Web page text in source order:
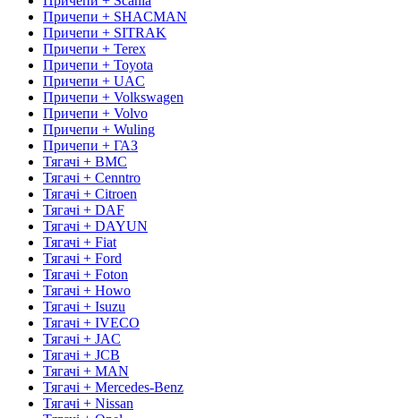
Причепи + SHACMAN
Причепи + SITRAK
Причепи + Terex
Причепи + Toyota
Причепи + UAC
Причепи + Volkswagen
Причепи + Volvo
Причепи + Wuling
Причепи + ГАЗ
Тягачі + BMC
Тягачі + Cenntro
Тягачі + Citroen
Тягачі + DAF
Тягачі + DAYUN
Тягачі + Fiat
Тягачі + Ford
Тягачі + Foton
Тягачі + Howo
Тягачі + Isuzu
Тягачі + IVECO
Тягачі + JAC
Тягачі + JCB
Тягачі + MAN
Тягачі + Mercedes-Benz
Тягачі + Nissan